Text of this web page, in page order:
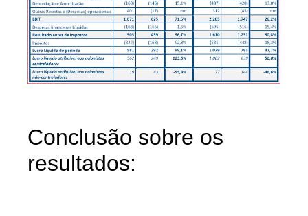
Conclusão sobre os
resultados: